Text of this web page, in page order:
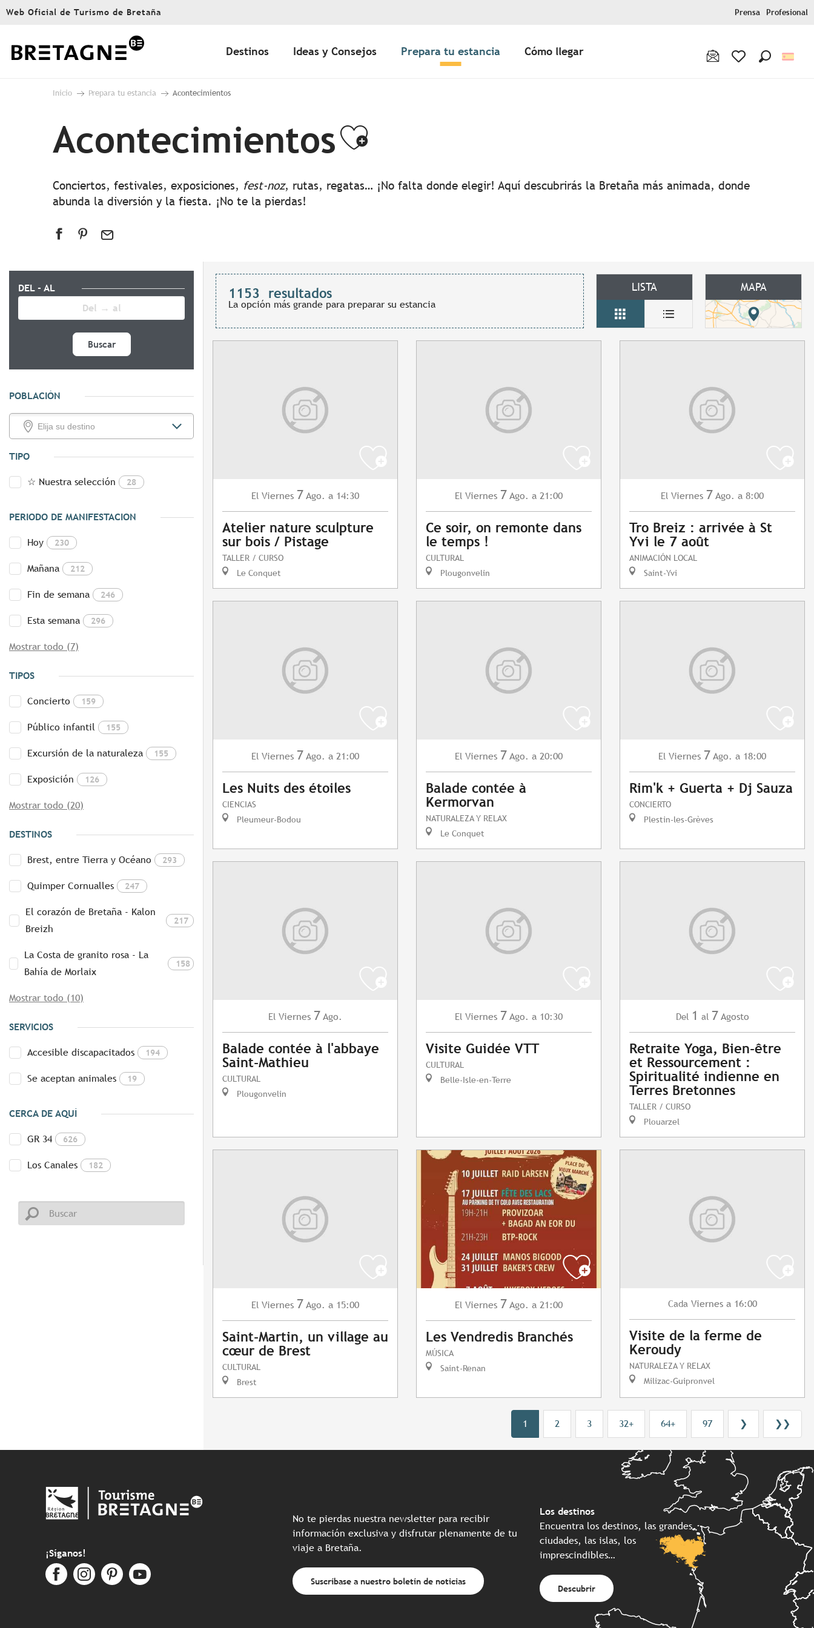
Aller
principal
Web Oficial de Turismo de Bretaña Prensa Profesional
Destinos Ideas y Consejos Prepara tu estancia Cómo llegar
Inicio Prepara tu estancia Acontecimientos
AcontecimientosAjouter aux favoris
Conciertos, festivales, exposiciones, fest-noz, rutas, regatas… ¡No falta donde elegir! Aquí descubrirás la Bretaña más animada, donde
abunda la diversión y la fiesta. ¡No te la pierdas!
DEL - AL
Buscar
POBLACIÓN
TIPO
☆ Nuestra selección 28
PERIODO DE MANIFESTACION
Hoy 230
Mañana 212
Fin de semana 246
Esta semana 296
Mostrar todo (7)
TIPOS
Concierto 159
Público infantil 155
Excursión de la naturaleza 155
Exposición 126
Mostrar todo (20)
DESTINOS
Brest, entre Tierra y Océano 293
Quimper Cornualles 247
El corazón de Bretaña - Kalon
Breizh
217
La Costa de granito rosa - La
Bahía de Morlaix
158
Mostrar todo (10)
SERVICIOS
Accesible discapacitados 194
Se aceptan animales 19
CERCA DE AQUÍ
GR 34 626
Los Canales 182
1153 resultados
La opción más grande para preparar su estancia
LISTA MAPA
El Viernes 7 Ago. a 14:30
Atelier nature sculpture
sur bois / Pistage
TALLER / CURSO
Le Conquet
El Viernes 7 Ago. a 21:00
Ce soir, on remonte dans
le temps !
CULTURAL
Plougonvelin
El Viernes 7 Ago. a 8:00
Tro Breiz : arrivée à St
Yvi le 7 août
ANIMACIÓN LOCAL
Saint-Yvi
El Viernes 7 Ago. a 21:00
Les Nuits des étoiles
CIENCIAS
Pleumeur-Bodou
El Viernes 7 Ago. a 20:00
Balade contée à
Kermorvan
NATURALEZA Y RELAX
Le Conquet
El Viernes 7 Ago. a 18:00
Rim'k + Guerta + Dj Sauza
CONCIERTO
Plestin-les-Grèves
El Viernes 7 Ago.
Balade contée à l'abbaye
Saint-Mathieu
CULTURAL
Plougonvelin
El Viernes 7 Ago. a 10:30
Visite Guidée VTT
CULTURAL
Belle-Isle-en-Terre
Del 1 al 7 Agosto
Retraite Yoga, Bien-être
et Ressourcement :
Spiritualité indienne en
Terres Bretonnes
TALLER / CURSO
Plouarzel
El Viernes 7 Ago. a 15:00
Saint-Martin, un village au
cœur de Brest
CULTURAL
Brest
El Viernes 7 Ago. a 21:00
Les Vendredis Branchés
MÚSICA
Saint-Renan
Cada Viernes a 16:00
Visite de la ferme de
Keroudy
NATURALEZA Y RELAX
Milizac-Guipronvel
1 2 3 32+ 64+ 97 ❯ ❯❯
¡Síganos!
No te pierdas nuestra newsletter para recibir
información exclusiva y disfrutar plenamente de tu
viaje a Bretaña.
Suscríbase a nuestro boletín de noticias
Los destinos
Encuentra los destinos, las grandes
ciudades, las islas, los
imprescindibles…
Descubrir